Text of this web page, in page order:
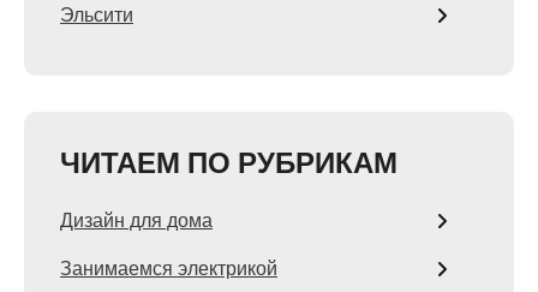
Эльсити
ЧИТАЕМ ПО РУБРИКАМ
Дизайн для дома
Занимаемся электрикой